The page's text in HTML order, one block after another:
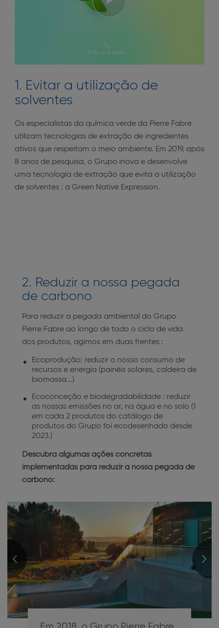
1. Evitar a utilização de
solventes
Os especialistas da química verde da Pierre Fabre
utilizam tecnologias de extração de ingredientes
ativos que respeitam o meio ambiente. Em 2019, após
8 anos de pesquisa, o Grupo inova e desenvolve
uma tecnologia de extração que evita a utilização
de solventes : a Green Native Expression.
2. Reduzir a nossa pegada
de carbono
Para reduzir a pegada ambiental do Grupo
Pierre Fabre ao longo de todo o ciclo de vida
dos produtos, agimos em duas frentes :
Ecoprodução: reduzir o nosso consumo de
recursos e energia (painéis solares, caldeira de
biomassa...)
Ecoconceção e biodegradabilidade : reduzir
as nossas emissões no ar, na água e no solo (1
em cada 2 produtos do catálogo de
produtos do Grupo foi ecodesenhado desde
2023.)
Descubra algumas ações concretas
implementadas para reduzir a nossa pegada de
carbono: